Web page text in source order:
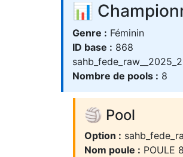
📊
Genre : Féminin
ID base : 868
Nombre de pools : 8
🏐 Pool
Option :
Nom poule : POULE 8